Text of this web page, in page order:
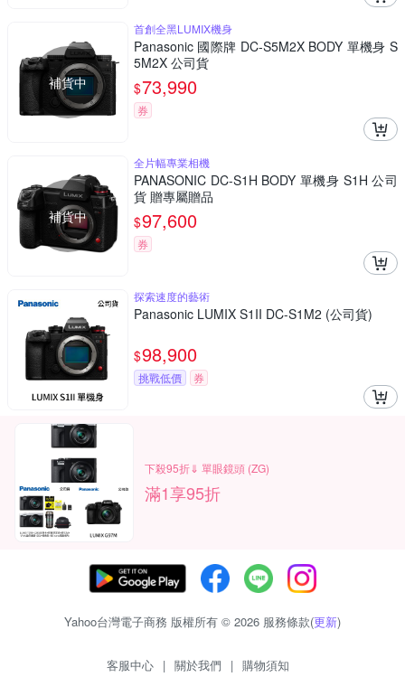
補貨中
首創全黑LUMIX機身
Panasonic 國際牌 DC-S5M2X BODY 單機身 S
5M2X 公司貨
$73,990
券
補貨中
全片幅專業相機
PANASONIC DC-S1H BODY 單機身 S1H 公司
貨 贈專屬贈品
$97,600
券
探索速度的藝術
Panasonic LUMIX S1II DC-S1M2 (公司貨)
$98,900
挑戰低價 券
下殺95折⇓ 單眼鏡頭 (ZG)
滿1享95折
Yahoo台灣電子商務 版權所有 © 2026 服務條款(更新)
客服中心 | 關於我們 | 購物須知